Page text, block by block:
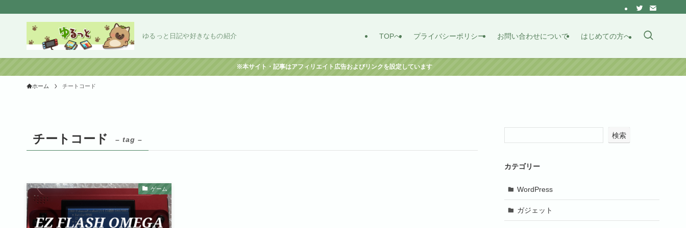
ゆるっと日記や好きなもの紹介 TOPへ プライバシーポリシー お問い合わせについて はじめての方へ
※本サイト・記事はアフィリエイト広告およびリンクを設定しています
ホーム チートコード
チートコード – tag –
ゲーム
検索
カテゴリー
WordPress
ガジェット